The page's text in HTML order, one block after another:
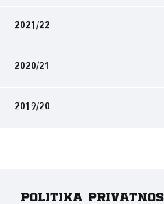
2021/22
2020/21
2019/20
Politika